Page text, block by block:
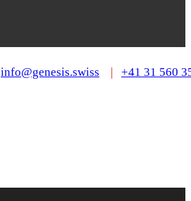
info@genesis.swiss | +41 31 560